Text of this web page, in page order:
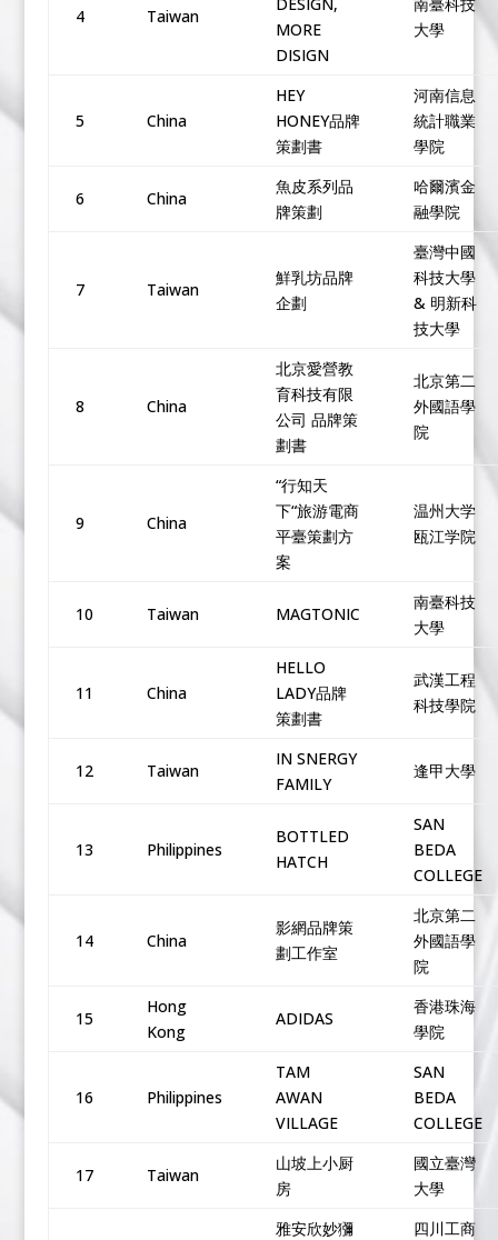
4 Taiwan
MORE
DISIGN
大學
5 China
HEY
HONEY品牌
策劃書
河南信息
統計職業
學院
6 China
魚皮系列品
牌策劃
哈爾濱金
融學院
7 Taiwan
鮮乳坊品牌
企劃
臺灣中國
科技大學
& 明新科
技大學
8 China
北京愛營教
育科技有限
公司 品牌策
劃書
北京第二
外國語學
院
9 China
“行知天
下“旅游電商
平臺策劃方
案
温州大学
瓯江学院
10 Taiwan MAGTONIC
南臺科技
大學
11 China
HELLO
LADY品牌
策劃書
武漢工程
科技學院
12 Taiwan
IN SNERGY
FAMILY
逢甲大學
13 Philippines
BOTTLED
HATCH
SAN
BEDA
COLLEGE
14 China
影網品牌策
劃工作室
北京第二
外國語學
院
15
Hong
Kong
ADIDAS
香港珠海
學院
16 Philippines
TAM
AWAN
VILLAGE
SAN
BEDA
COLLEGE
17 Taiwan
山坡上小厨
房
國立臺灣
大學
雅安欣妙獼
四川工商